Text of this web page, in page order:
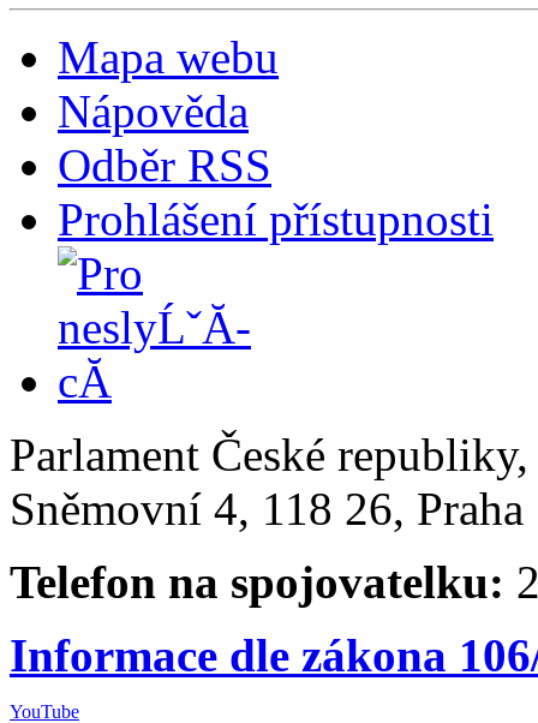
Mapa webu
Nápověda
Odběr RSS
Prohlášení přístupnosti
Parlament České
Sněmovní 4, 118 26,
Telefon na spojovatelku:
Informace dle zákona
YouTube